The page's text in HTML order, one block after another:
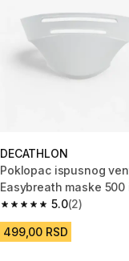
DECATHLON
Poklopac ispusnog
Easybreath maske 500
5.0
5.0 od 5 zvezdica from
(2)
499,00 RSD